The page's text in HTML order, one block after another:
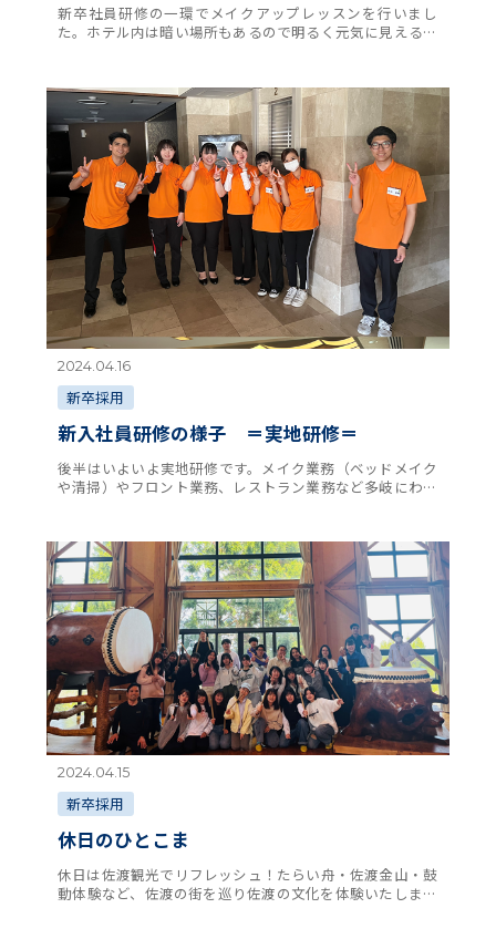
新卒社員研修の一環でメイクアップレッスンを行いまし
た。ホテル内は暗い場所もあるので明るく元気に見えるよ
2024.04.16
新卒採用
新入社員研修の様子 ＝実地研修＝
後半はいよいよ実地研修です。メイク業務（ベッドメイク
や清掃）やフロント業務、レストラン業務など多岐にわた
2024.04.15
新卒採用
休日のひとこま
休日は佐渡観光でリフレッシュ！たらい舟・佐渡金山・鼓
動体験など、佐渡の街を巡り佐渡の文化を体験いたしまし